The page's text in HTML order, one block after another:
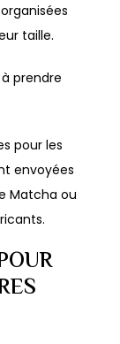
taille.
prendre
pour les
envoyées
Matcha ou